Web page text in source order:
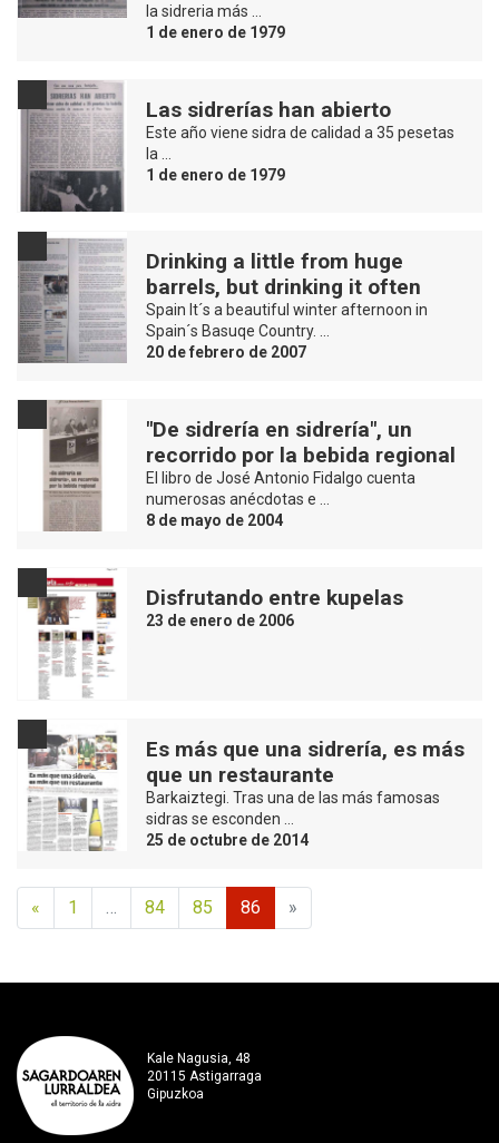
la sidreria más …
1 de enero de 1979
Las sidrerías han abierto
Este año viene sidra de calidad a 35 pesetas
la …
1 de enero de 1979
Drinking a little from huge
barrels, but drinking it often
Spain It´s a beautiful winter afternoon in
Spain´s Basuqe Country. …
20 de febrero de 2007
"De sidrería en sidrería", un
recorrido por la bebida regional
El libro de José Antonio Fidalgo cuenta
numerosas anécdotas e …
8 de mayo de 2004
Disfrutando entre kupelas
23 de enero de 2006
Es más que una sidrería, es más
que un restaurante
Barkaiztegi. Tras una de las más famosas
sidras se esconden …
25 de octubre de 2014
« 1 84 85 86 »
Kale Nagusia, 48
20115 Astigarraga
Gipuzkoa